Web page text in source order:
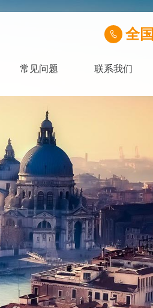
全
常见问题 联系我们